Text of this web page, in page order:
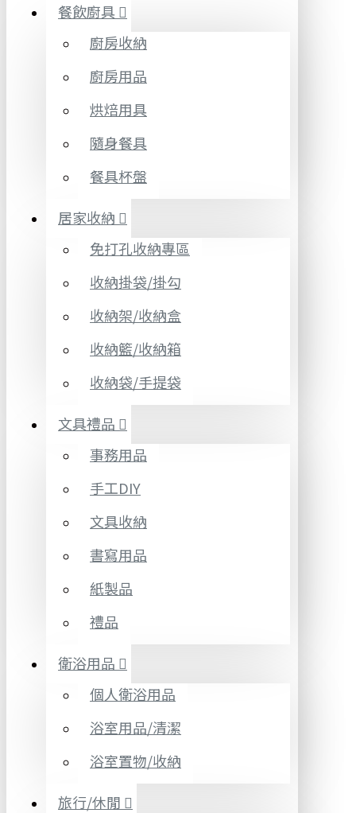
餐飲廚具
廚房收納
廚房用品
烘焙用具
隨身餐具
餐具杯盤
居家收納
免打孔收納專區
收納掛袋/掛勾
收納架/收納盒
收納籃/收納箱
收納袋/手提袋
文具禮品
事務用品
手工DIY
文具收納
書寫用品
紙製品
禮品
衛浴用品
個人衛浴用品
浴室用品/清潔
浴室置物/收納
旅行/休閒